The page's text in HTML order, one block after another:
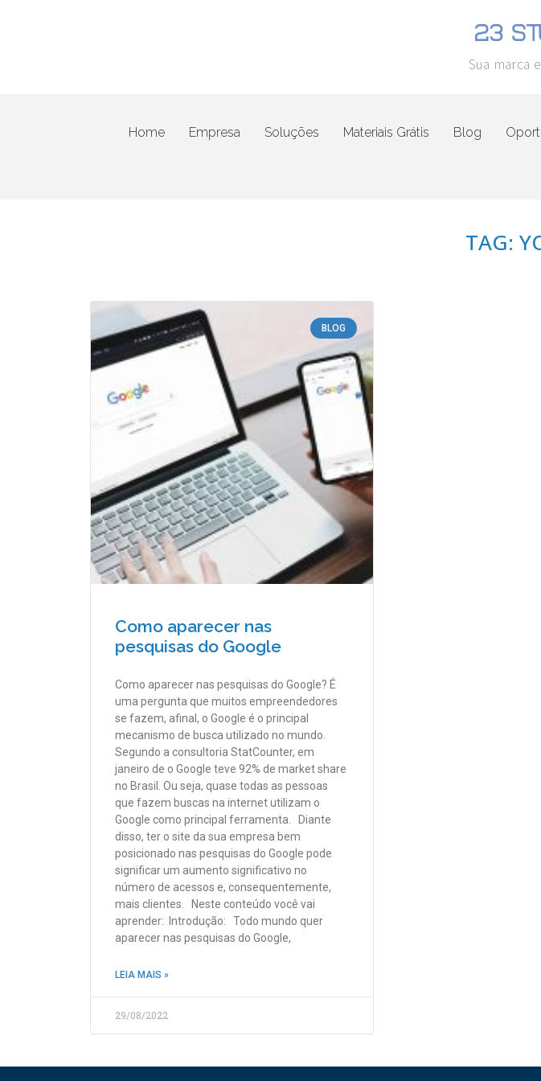
Sua marca
Home Empresa Soluções Materiais Grátis Blog
TAG:
BLOG
Como aparecer nas
pesquisas do Google
Como aparecer nas pesquisas do Google? É
uma pergunta que muitos empreendedores
se fazem, afinal, o Google é o principal
mecanismo de busca utilizado no mundo.
Segundo a consultoria StatCounter, em
janeiro de o Google teve 92% de market share
no Brasil. Ou seja, quase todas as pessoas
que fazem buscas na internet utilizam o
Google como principal ferramenta. Diante
disso, ter o site da sua empresa bem
posicionado nas pesquisas do Google pode
significar um aumento significativo no
número de acessos e, consequentemente,
mais clientes. Neste conteúdo você vai
aprender: Introdução: Todo mundo quer
aparecer nas pesquisas do Google,
LEIA MAIS »
29/08/2022